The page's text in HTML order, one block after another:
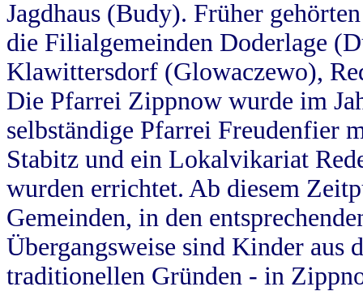
Jagdhaus (Budy). Früher
die Filialgemeinden Doderlage
Klawittersdorf (Glowaczewo),
Die Pfarrei Zippnow wurde im
selbständige Pfarrei Freudenfier
Stabitz und ein Lokalvikariat
wurden errichtet. Ab diesem
Gemeinden, in den
Übergangsweise sind Kinder aus
traditionellen Gründen - in